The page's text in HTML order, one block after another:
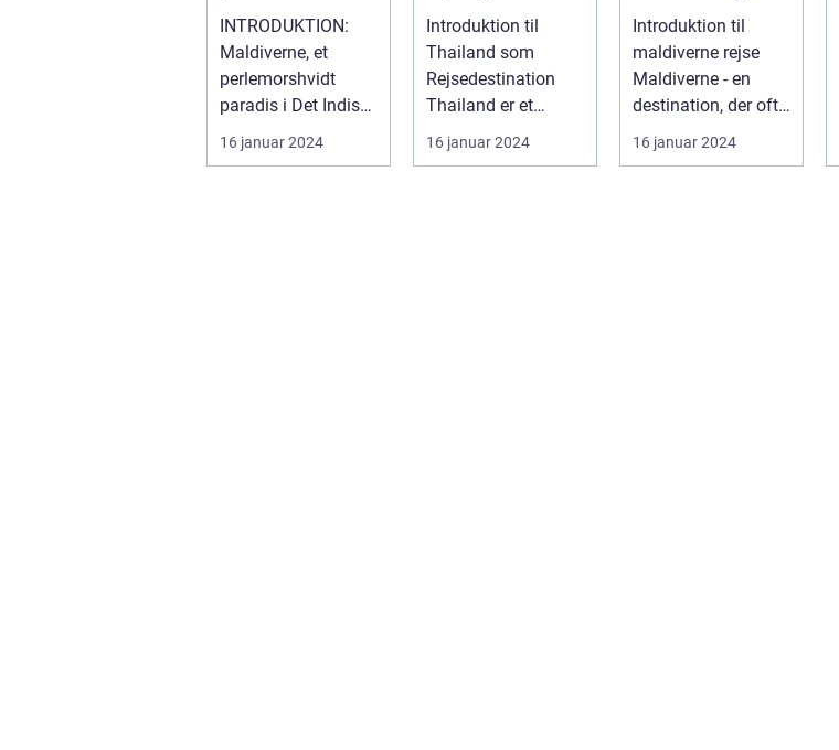
eventyrlystne
rejsende
INTRODUKTION:
Maldiverne, et
perlemorshvidt
paradis i Det Indiske
Ocean, har længe
været en
16 januar 2024
fyldt med
skønhed og
kultur
Introduktion til
Thailand som
Rejsedestination
Thailand er et
smukt og
fascinerende land
16 januar 2024
guide til et
paradis på
jorden
Introduktion til
maldiverne rejse
Maldiverne - en
destination, der ofte
bringer billeder af
snehvid...
16 januar 2024